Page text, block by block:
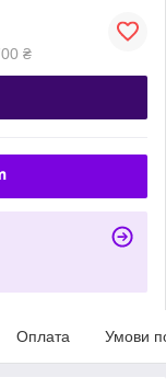
₴
Оплата Умови